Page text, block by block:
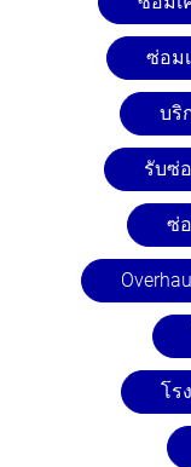
ซ่อม
บริ
รับซ่
ซ่
โร